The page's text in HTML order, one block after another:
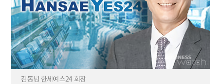
김동녕 한세예스24 회장